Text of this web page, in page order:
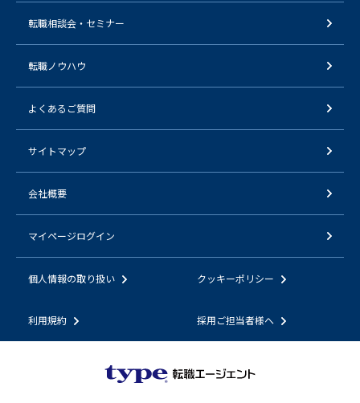
転職相談会・セミナー
転職ノウハウ
よくあるご質問
サイトマップ
会社概要
マイページログイン
個人情報の取り扱い クッキーポリシー
利用規約 採用ご担当者様へ